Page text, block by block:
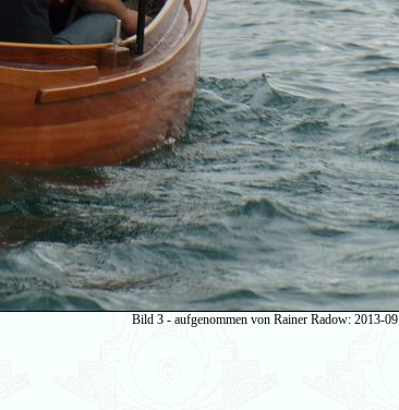
Bild 3 - aufgenommen von Rainer Radow: 2013-09